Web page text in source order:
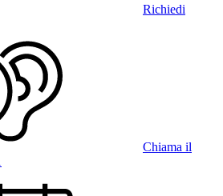
Richiedi
Chiama il